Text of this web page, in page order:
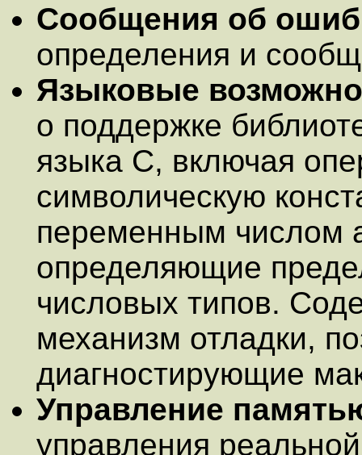
Сообщения об
определения и
Языковые
о поддержке
языка C, включая
символическую
переменным числом
определяющие
числовых типов.
механизм отладки,
диагностирующие
Управление
управления